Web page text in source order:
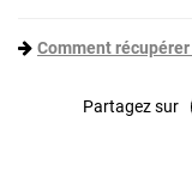
Comment